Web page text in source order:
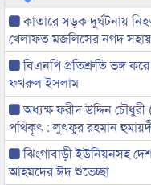
কাতারে সড়ক দুর্ঘটনায়
খেলাফত মজলিসের নগদ
বিএনপি প্রতিশ্রুতি ভঙ্গ
ফখরুল ইসলাম
অধ্যক্ষ ফরীদ উদ্দিন
পথিকৃৎ : লুৎফুর রহমান
ঝিংগাবাড়ী ইউনিয়নসহ
আহমদের ঈদ শুভেচ্ছা